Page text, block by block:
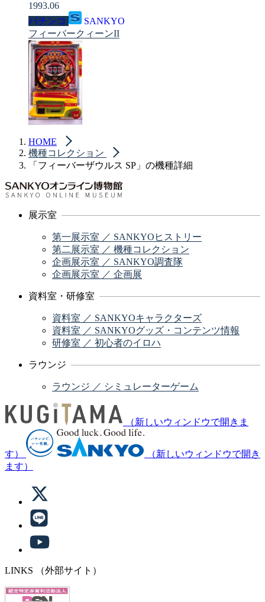
1993.06
パチンコ
SANKYO
フィーバークィーンII
HOME
機種コレクション
「フィーバーザウルス SP」の機種詳細
展示室
第一展示室 ／ SANKYOヒストリー
第二展示室 ／ 機種コレクション
企画展示室 ／ SANKYO調査隊
企画展示室 ／ 企画展
資料室・研修室
資料室 ／ SANKYOキャラクターズ
資料室 ／ SANKYOグッズ・コンテンツ情報
研修室 ／ 初心者のイロハ
ラウンジ
ラウンジ ／ シミュレーターゲーム
（新しいウィンドウで開きま
す）
（新しいウィンドウで開き
ます）
LINKS （外部サイト）